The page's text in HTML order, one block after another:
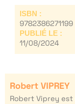
ISBN :
9782386271199
PUBLIÉ LE :
11/08/2024
Robert VIPREY
Robert Viprey est